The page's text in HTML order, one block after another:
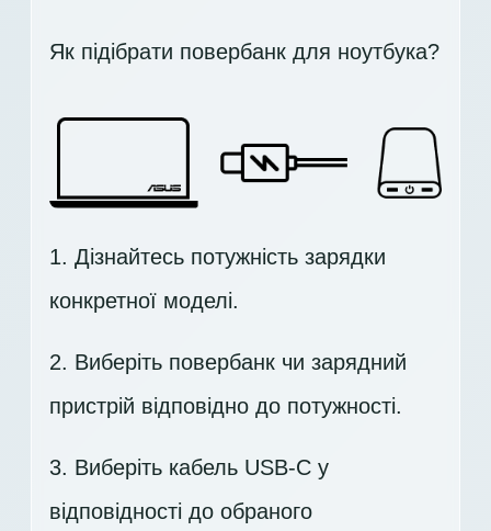
Як підібрати повербанк для ноутбука?
1. Дізнайтесь потужність зарядки
конкретної моделі.
2. Виберіть повербанк чи зарядний
пристрій відповідно до потужності.
3. Виберіть кабель USB-C у
відповідності до обраного